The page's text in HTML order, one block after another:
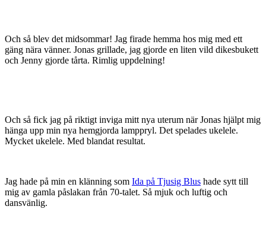
Och så blev det midsommar! Jag firade hemma hos mig med ett
gäng nära vänner. Jonas grillade, jag gjorde en liten vild dikesbukett
och Jenny gjorde tårta. Rimlig uppdelning!
Och så fick jag på riktigt inviga mitt nya uterum när Jonas hjälpt mig
hänga upp min nya hemgjorda lamppryl. Det spelades ukelele.
Mycket ukelele. Med blandat resultat.
Jag hade på min en klänning som Ida på Tjusig Blus hade sytt till
mig av gamla påslakan från 70-talet. Så mjuk och luftig och
dansvänlig.